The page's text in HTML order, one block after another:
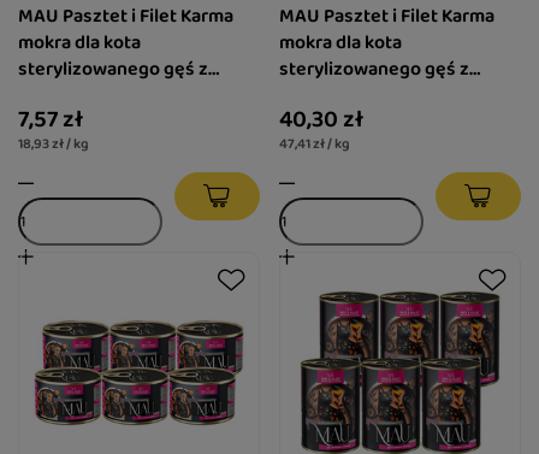
MAU Pasztet i Filet Karma
mokra dla kota
sterylizowanego gęś z
7,57 zł
18,93 zł / kg
MAU Pasztet i Filet Karma
mokra dla kota
sterylizowanego gęś z
10 x 85 g
40,30 zł
47,41 zł / kg